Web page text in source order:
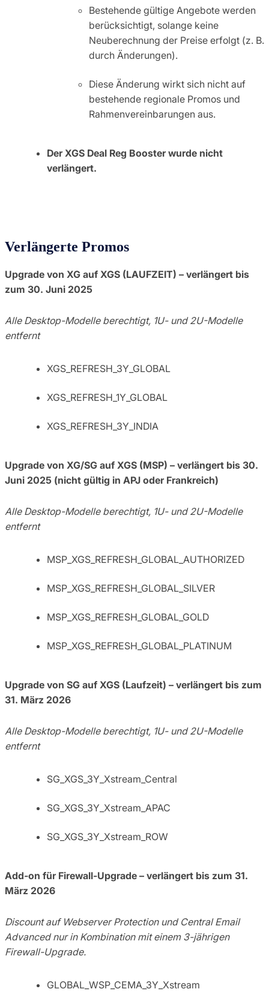
Bestehende gültige Angebote werden
berücksichtigt, solange keine
Neuberechnung der Preise erfolgt (z. B.
durch Änderungen).
Diese Änderung wirkt sich nicht auf
bestehende regionale Promos und
Rahmenvereinbarungen aus.
Der XGS Deal Reg Booster wurde nicht
verlängert.
Verlängerte Promos
Upgrade von XG auf XGS (LAUFZEIT) – verlängert bis
zum 30. Juni 2025
Alle Desktop-Modelle berechtigt, 1U- und 2U-Modelle
entfernt
XGS_REFRESH_3Y_GLOBAL
XGS_REFRESH_1Y_GLOBAL
XGS_REFRESH_3Y_INDIA
Upgrade von XG/SG auf XGS (MSP) – verlängert bis 30.
Juni 2025 (nicht gültig in APJ oder Frankreich)
Alle Desktop-Modelle berechtigt, 1U- und 2U-Modelle
entfernt
MSP_XGS_REFRESH_GLOBAL_AUTHORIZED
MSP_XGS_REFRESH_GLOBAL_SILVER
MSP_XGS_REFRESH_GLOBAL_GOLD
MSP_XGS_REFRESH_GLOBAL_PLATINUM
Upgrade von SG auf XGS (Laufzeit) – verlängert bis zum
31. März 2026
Alle Desktop-Modelle berechtigt, 1U- und 2U-Modelle
entfernt
SG_XGS_3Y_Xstream_Central
SG_XGS_3Y_Xstream_APAC
SG_XGS_3Y_Xstream_ROW
Add-on für Firewall-Upgrade – verlängert bis zum 31.
März 2026
Discount auf Webserver Protection und Central Email
Advanced nur in Kombination mit einem 3-jährigen
Firewall-Upgrade.
GLOBAL_WSP_CEMA_3Y_Xstream